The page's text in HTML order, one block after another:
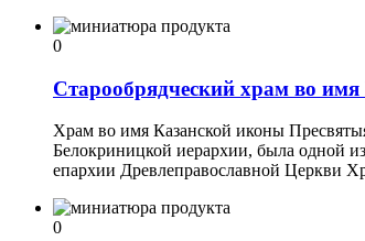
0
Старообрядческий храм во
Храм во имя Казанской иконы
Белокриницкой иерархии, была одной
епархии Древлеправославной Церкви
0